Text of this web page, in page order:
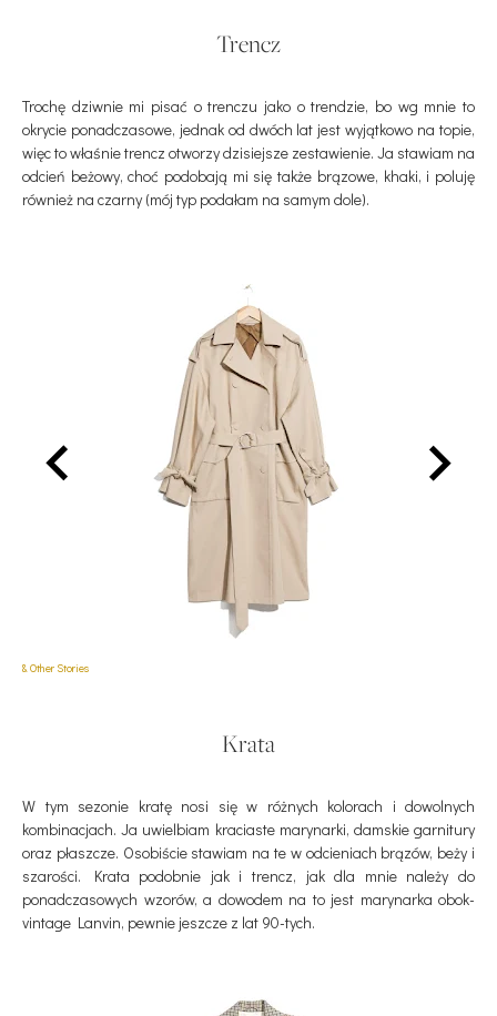
Trencz
Trochę dziwnie mi pisać o trenczu jako o trendzie, bo wg mnie to
okrycie ponadczasowe, jednak od dwóch lat jest wyjątkowo na topie,
więc to właśnie trencz otworzy dzisiejsze zestawienie. Ja stawiam na
odcień beżowy, choć podobają mi się także brązowe, khaki, i poluję
również na czarny (mój typ podałam na samym dole).
& Other Stories
Krata
W tym sezonie kratę nosi się w różnych kolorach i dowolnych
kombinacjach. Ja uwielbiam kraciaste marynarki, damskie garnitury
oraz płaszcze. Osobiście stawiam na te w odcieniach brązów, beży i
szarości. Krata podobnie jak i trencz, jak dla mnie należy do
ponadczasowych wzorów, a dowodem na to jest marynarka obok-
vintage Lanvin, pewnie jeszcze z lat 90-tych.